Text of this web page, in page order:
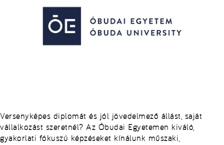
Versenyképes diplomát és jól jövedelmező állást, saját
vállalkozást szeretnél? Az Óbudai Egyetemen kiváló,
gyakorlati fókuszú képzéseket kínálunk műszaki,